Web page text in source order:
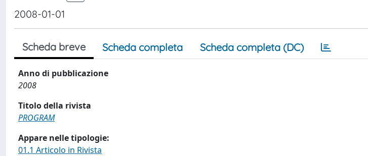
2008-01-01
Scheda breve Scheda completa Scheda completa (DC)
Anno di pubblicazione
2008
Titolo della rivista
PROGRAM
Appare nelle tipologie:
01.1 Articolo in Rivista